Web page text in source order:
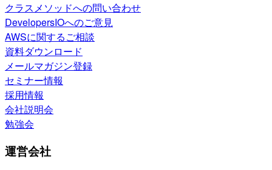
クラスメソッドへの問い合わせ
DevelopersIOへのご意見
AWSに関するご相談
資料ダウンロード
メールマガジン登録
セミナー情報
採用情報
会社説明会
勉強会
運営会社